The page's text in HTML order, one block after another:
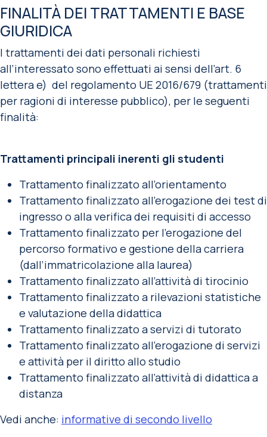
FINALITÀ DEI TRATTAMENTI E BASE
GIURIDICA
I trattamenti dei dati personali richiesti
all’interessato sono effettuati ai sensi dell’art. 6
lettera e) del regolamento UE 2016/679 (trattamenti
per ragioni di interesse pubblico), per le seguenti
finalità:
Trattamenti principali inerenti gli studenti
Trattamento finalizzato all’orientamento
Trattamento finalizzato all’erogazione dei test di
ingresso o alla verifica dei requisiti di accesso
Trattamento finalizzato per l’erogazione del
percorso formativo e gestione della carriera
(dall’immatricolazione alla laurea)
Trattamento finalizzato all’attività di tirocinio
Trattamento finalizzato a rilevazioni statistiche
e valutazione della didattica
Trattamento finalizzato a servizi di tutorato
Trattamento finalizzato all’erogazione di servizi
e attività per il diritto allo studio
Trattamento finalizzato all’attività di didattica a
distanza
Vedi anche: informative di secondo livello